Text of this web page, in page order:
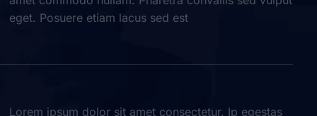
eget. Posuere etiam lacus sed est
Lorem ipsum dolor sit amet consectetur. Ip egestas